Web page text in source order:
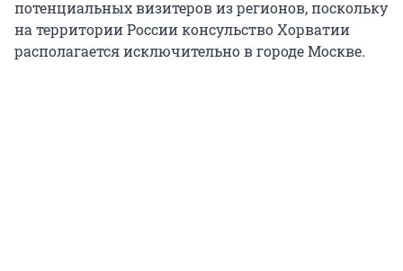
потенциальных визитеров из регионов, поскольку
на территории России консульство Хорватии
располагается исключительно в городе Москве.